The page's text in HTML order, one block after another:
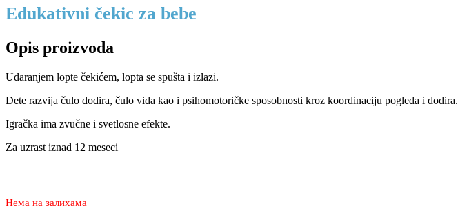
Edukativni čekic za bebe
Opis proizvoda
Udaranjem lopte čekićem, lopta se spušta i izlazi.
Dete razvija čulo dodira, čulo vida kao i psihomotoričke sposobnosti kroz koordinaciju pogleda i dodira.
Igračka ima zvučne i svetlosne efekte.
Za uzrast iznad 12 meseci
Нема на залихама